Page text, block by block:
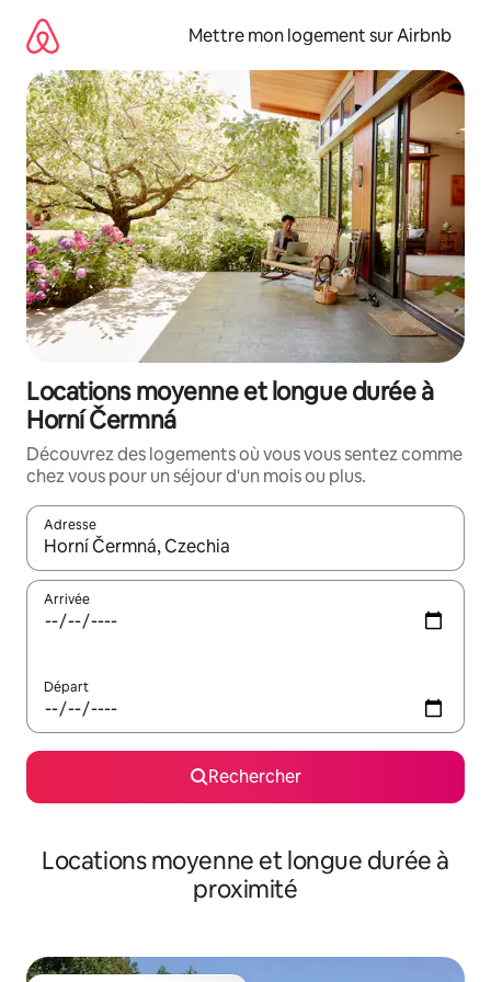
directement
contenu
Mettre mon logement sur Airbnb
Locations moyenne et longue durée à
Horní Čermná
Découvrez des logements où vous vous sentez comme
chez vous pour un séjour d'un mois ou plus.
Adresse
Lorsque les résultats s'affichent, utilisez les flèches vers le
Arrivée
Départ
Rechercher
Locations moyenne et longue durée à
proximité